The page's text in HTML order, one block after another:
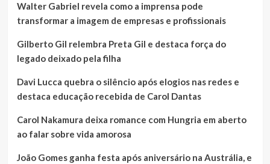
Walter Gabriel revela como a imprensa pode
transformar a imagem de empresas e profissionais
Gilberto Gil relembra Preta Gil e destaca força do
legado deixado pela filha
Davi Lucca quebra o silêncio após elogios nas redes e
destaca educação recebida de Carol Dantas
Carol Nakamura deixa romance com Hungria em aberto
ao falar sobre vida amorosa
João Gomes ganha festa após aniversário na Austrália, e